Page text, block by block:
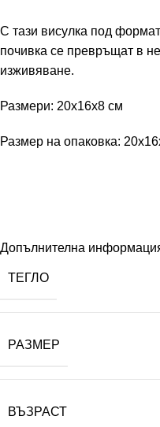
С тази висулка под
почивка се превръщат в
изживяване.
Размери: 20x16x8 см
Размер на опаковка:
Допълнителна
ТЕГЛО
РАЗМЕР
ВЪЗРАСТ